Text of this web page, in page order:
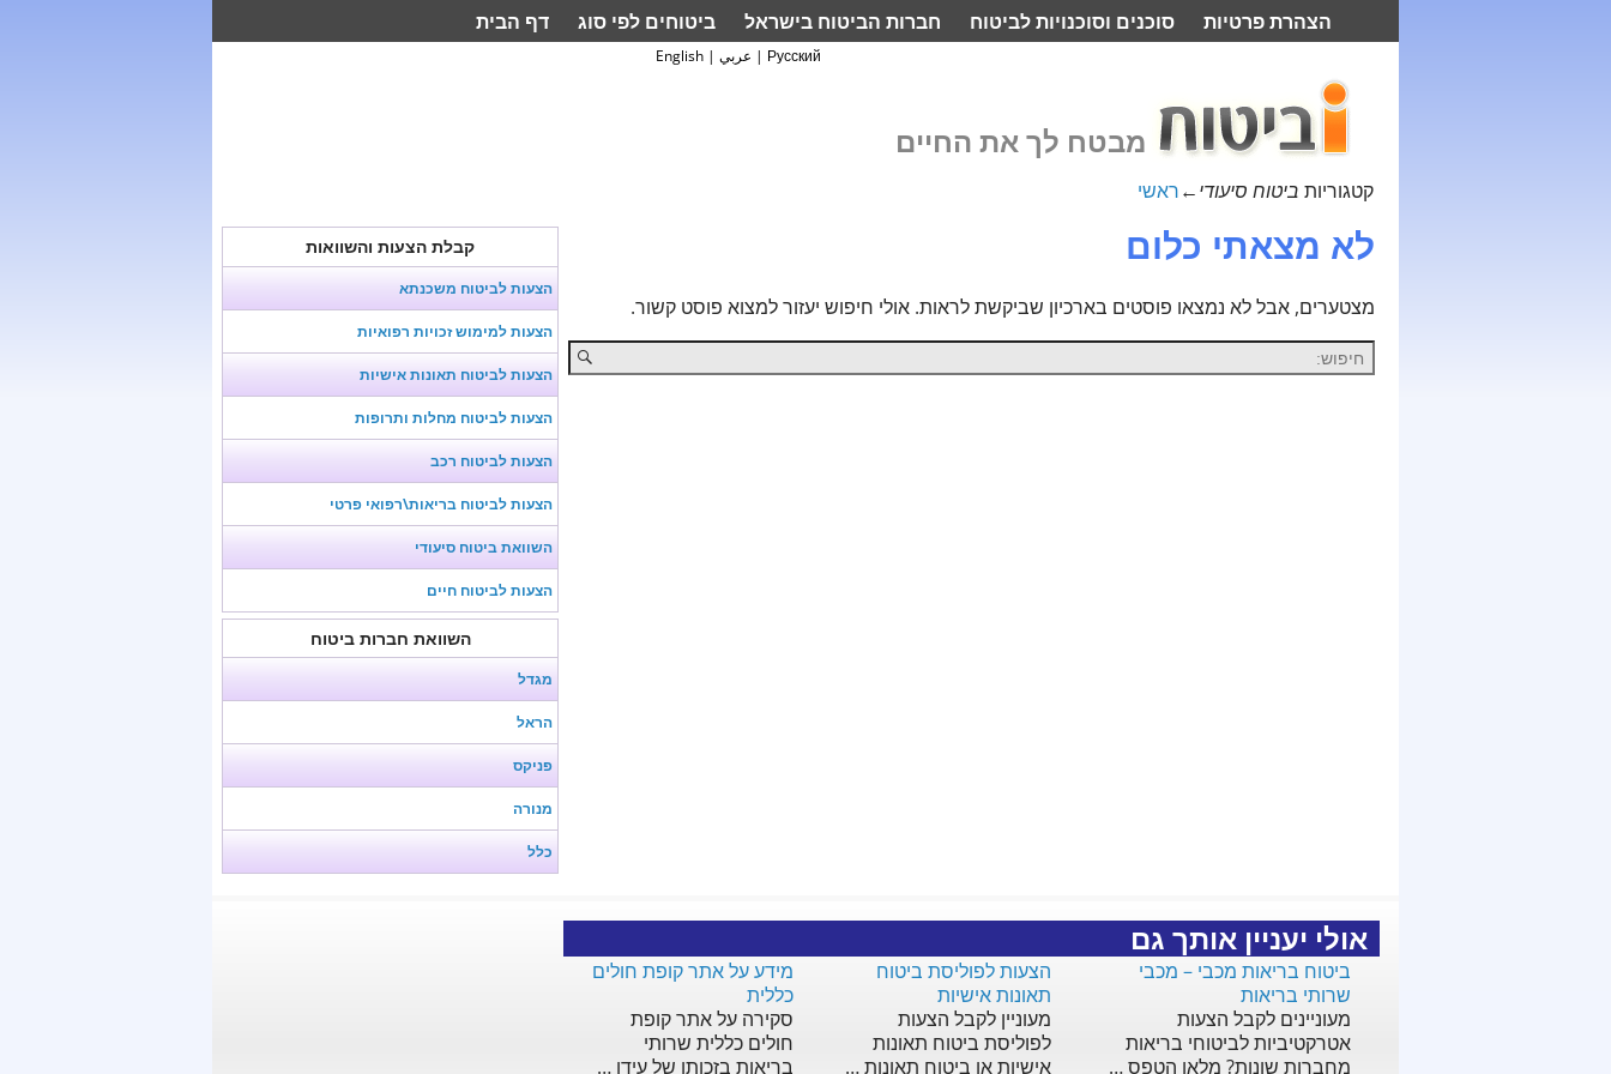
דף הבית ביטוחים לפי סוג חברות הביטוח בישראל סוכנים וסוכנויות לביטוח הצהרת פרטיות
מבטח לך את החיים
Русский
| عربي |
English
קטגוריות ביטוח סיעודי←ראשי
לא מצאתי כלום
מצטערים, אבל לא נמצאו פוסטים בארכיון שביקשת לראות. אולי חיפוש יעזור למצוא פוסט קשור.
קבלת הצעות והשוואות
הצעות לביטוח משכנתא
הצעות למימוש זכויות רפואיות
הצעות לביטוח תאונות אישיות
הצעות לביטוח מחלות ותרופות
הצעות לביטוח רכב
הצעות לביטוח בריאות\רפואי פרטי
השוואת ביטוח סיעודי
הצעות לביטוח חיים
השוואת חברות ביטוח
מגדל
הראל
פניקס
מנורה
כלל
אולי יעניין אותך גם
ביטוח בריאות מכבי – מכבי
שרותי בריאות
מעוניינים לקבל הצעות
אטרקטיביות לביטוחי בריאות
מחברות שונות? מלאו הטפס …
הצעות לפוליסת ביטוח
תאונות אישיות
מעוניין לקבל הצעות
לפוליסת ביטוח תאונות
אישיות או ביטוח תאונות …
מידע על אתר קופת חולים
כללית
סקירה על אתר קופת
חולים כללית שרותי
בריאות בזכותו של עידן …